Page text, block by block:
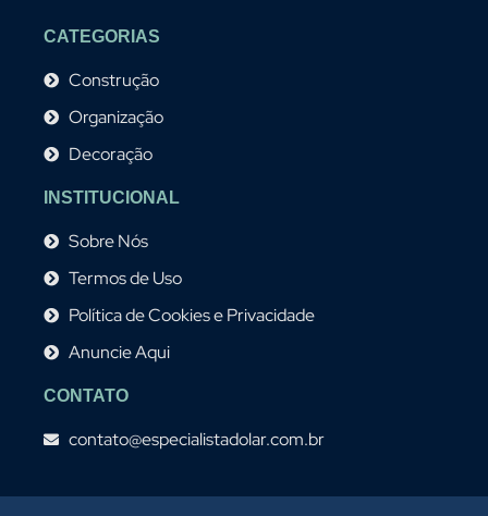
CATEGORIAS
Construção
Organização
Decoração
INSTITUCIONAL
Sobre Nós
Termos de Uso
Política de Cookies e Privacidade
Anuncie Aqui
CONTATO
contato@especialistadolar.com.br